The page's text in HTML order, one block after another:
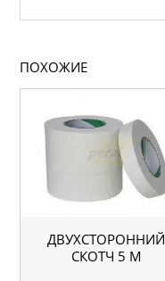
ПОХОЖИЕ
ДВУХСТОРОННИЙ
СКОТЧ 5 М